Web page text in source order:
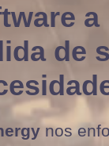
a
de
nos